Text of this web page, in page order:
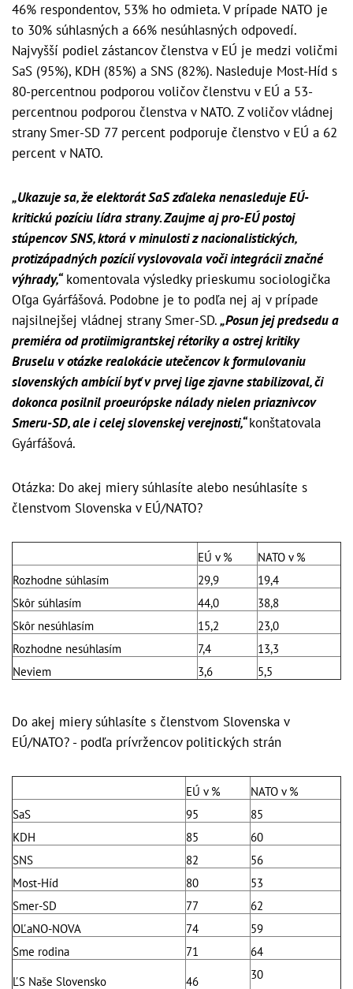
46% respondentov, 53% ho odmieta. V prípade NATO je
to 30% súhlasných a 66% nesúhlasných odpovedí.
Najvyšší podiel zástancov členstva v EÚ je medzi voličmi
SaS (95%), KDH (85%) a SNS (82%). Nasleduje Most-Híd s
80-percentnou podporou voličov členstvu v EÚ a 53-
percentnou podporou členstva v NATO. Z voličov vládnej
strany Smer-SD 77 percent podporuje členstvo v EÚ a 62
percent v NATO.
„Ukazuje sa, že elektorát SaS zďaleka nenasleduje EÚ-
kritickú pozíciu lídra strany. Zaujme aj pro-EÚ postoj
stúpencov SNS, ktorá v minulosti z nacionalistických,
protizápadných pozícií vyslovovala voči integrácii značné
výhrady,“komentovala výsledky prieskumu sociologička
Oľga Gyárfášová. Podobne je to podľa nej aj v prípade
najsilnejšej vládnej strany Smer-SD.„Posun jej predsedu a
premiéra od protiimigrantskej rétoriky a ostrej kritiky
Bruselu v otázke realokácie utečencov k formulovaniu
slovenských ambícií byť v prvej lige zjavne stabilizoval, či
dokonca posilnil proeurópske nálady nielen priaznivcov
Smeru-SD, ale i celej slovenskej verejnosti,“konštatovala
Gyárfášová.
Otázka: Do akej miery súhlasíte alebo nesúhlasíte s
členstvom Slovenska v EÚ/NATO?
EÚ v %
NATO v %
Rozhodne súhlasím
29,9
19,4
Skôr súhlasím
44,0
38,8
Skôr nesúhlasím
15,2
23,0
Rozhodne nesúhlasím
7,4
13,3
Neviem
3,6 5,5
Do akej miery súhlasíte s členstvom Slovenska v
EÚ/NATO? - podľa prívržencov politických strán
EÚ v %
NATO v %
SaS
95
85
KDH
85
60
SNS
82
56
Most-Híd
80
53
Smer-SD
77
62
OĽaNO-NOVA
74
59
Sme rodina
71
64
ĽS Naše Slovensko
46 30